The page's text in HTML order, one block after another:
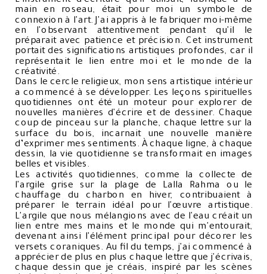
main en roseau, était pour moi un symbole de
connexion à l'art. J'ai appris à le fabriquer moi-même
en l'observant attentivement pendant qu'il le
préparait avec patience et précision. Cet instrument
portait des significations artistiques profondes, car il
représentait le lien entre moi et le monde de la
créativité.
Dans le cercle religieux, mon sens artistique intérieur
a commencé à se développer. Les leçons spirituelles
quotidiennes ont été un moteur pour explorer de
nouvelles manières d'écrire et de dessiner. Chaque
coup de pinceau sur la planche, chaque lettre sur la
surface du bois, incarnait une nouvelle manière
d’exprimer mes sentiments. À chaque ligne, à chaque
dessin, la vie quotidienne se transformait en images
belles et visibles.
Les activités quotidiennes, comme la collecte de
l'argile grise sur la plage de Lalla Rahma ou le
chauffage du charbon en hiver, contribuaient à
préparer le terrain idéal pour l'œuvre artistique.
L'argile que nous mélangions avec de l'eau créait un
lien entre mes mains et le monde qui m'entourait,
devenant ainsi l'élément principal pour décorer les
versets coraniques. Au fil du temps, j'ai commencé à
apprécier de plus en plus chaque lettre que j'écrivais,
chaque dessin que je créais, inspiré par les scènes